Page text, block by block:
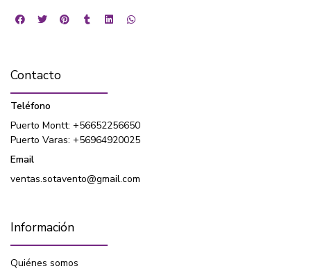
Contacto
Teléfono
Puerto Montt: +56652256650
Puerto Varas: +56964920025
Email
ventas.sotavento@gmail.com
Información
Quiénes somos